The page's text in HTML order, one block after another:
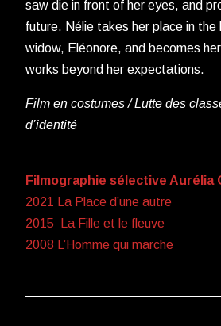
saw die in front of her eyes, and
future. Nélie takes her place in the
widow, Eléonore, and becomes
works beyond her expectations.
Film en costumes / Lutte des
d’identité
Filmographie sélective Aurélia
2021 La Place d’une autre
2015 La Fille et le fleuve
2008 L’Homme qui marche